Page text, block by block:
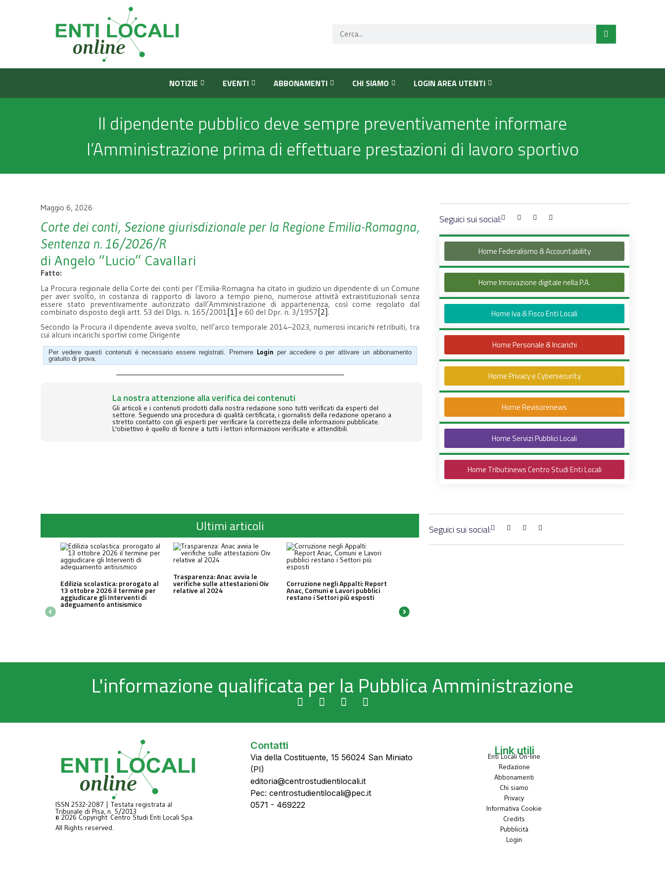
NOTIZIE EVENTI ABBONAMENTI CHI SIAMO LOGIN AREA UTENTI
Il dipendente pubblico deve sempre preventivamente informare
l’Amministrazione prima di effettuare prestazioni di lavoro sportivo
Maggio 6, 2026
Corte dei conti, Sezione giurisdizionale per la Regione Emilia-Romagna,
Sentenza n. 16/2026/R
di Angelo “Lucio” Cavallari
Fatto:
La Procura regionale della Corte dei conti per l’Emilia-Romagna ha citato in giudizio un dipendente di un Comune
per aver svolto, in costanza di rapporto di lavoro a tempo pieno, numerose attività extraistituzionali senza
essere stato preventivamente autorizzato dall’Amministrazione di appartenenza, così come regolato dal
combinato disposto degli artt. 53 del Dlgs. n. 165/2001 [1] e 60 del Dpr. n. 3/1957[2].
Secondo la Procura il dipendente aveva svolto, nell’arco temporale 2014–2023, numerosi incarichi retribuiti, tra
cui alcuni incarichi sportivi come Dirigente
Per vedere questi contenuti è necessario essere registrati. Premere Login per accedere o per attivare un abbonamento
gratuito di prova.
La nostra attenzione alla verifica dei contenuti
Gli articoli e i contenuti prodotti dalla nostra redazione sono tutti verificati da esperti del
settore. Seguendo una procedura di qualità certificata, i giornalisti della redazione operano a
stretto contatto con gli esperti per verificare la correttezza delle informazioni pubblicate.
L'obiettivo è quello di fornire a tutti i lettori informazioni verificate e attendibili.
Seguici sui social:
Home Federalismo & Accountability
Home Innovazione digitale nella P.A.
Home Iva & Fisco Enti Locali
Home Personale & Incarichi
Home Privacy e Cybersecurity
Home Revisorenews
Home Servizi Pubblici Locali
Home Tributinews Centro Studi Enti Locali
Ultimi articoli
Edilizia scolastica: prorogato al
13 ottobre 2026 il termine per
aggiudicare gli Interventi di
adeguamento antisismico
Trasparenza: Anac avvia le
verifiche sulle attestazioni Oiv
relative al 2024
Corruzione negli Appalti: Report
Anac, Comuni e Lavori pubblici
restano i Settori più esposti
Seguici sui social:
L'informazione qualificata per la Pubblica Amministrazione
ISSN 2532-2087 | Testata registrata al
Tribunale di Pisa, n. 5/2013
© 2026 Copyright Centro Studi Enti Locali Spa.
All Rights reserved.
Contatti
Via della Costituente, 15 56024 San Miniato
(PI)
editoria@centrostudientilocali.it
Pec: centrostudientilocali@pec.it
0571 - 469222
Link utili
Enti Locali On-line
Redazione
Abbonamenti
Chi siamo
Privacy
Informativa Cookie
Credits
Pubblicità
Login